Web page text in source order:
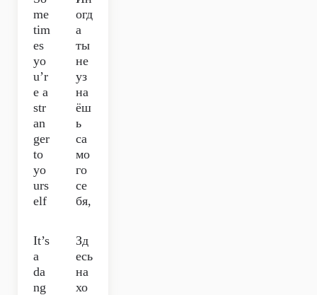
me
tim
es
yo
u’r
e a
str
an
ger
to
yo
urs
elf
огд
а
ты
не
уз
на
ёш
ь
са
мо
го
се
бя,
It’s
a
da
ng
Зд
есь
на
хо